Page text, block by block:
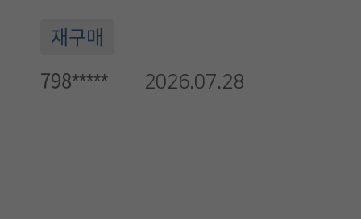
재구매
798***** 2026.07.28